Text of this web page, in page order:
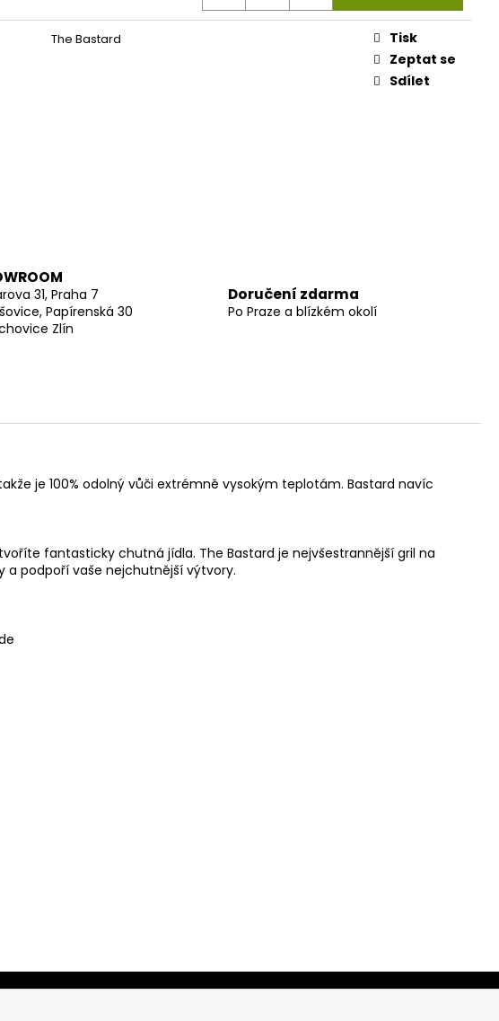
The Bastard
Tisk
Zeptat se
Sdílet
31, Praha 7
Papírenská 30
Zlín
Doručení zdarma
Po Praze a blízkém okolí
je 100% odolný vůči extrémně vysokým teplotám. Bastard navíc
fantasticky chutná jídla. The Bastard je nejvšestrannější gril na
a podpoří vaše nejchutnější výtvory.